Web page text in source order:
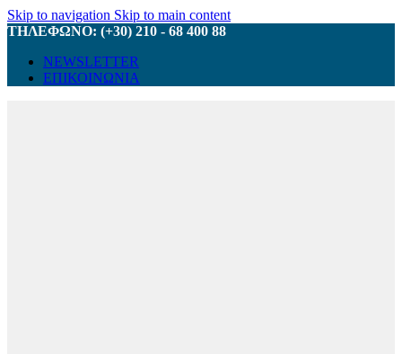
Skip to navigation Skip to main content
ΤΗΛΕΦΩΝΟ: (+30) 210 - 68 400 88
NEWSLETTER
ΕΠΙΚΟΙΝΩΝΙΑ